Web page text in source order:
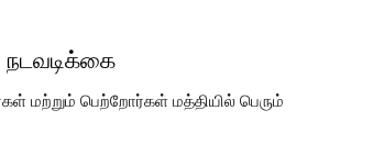
மற்றும் பெற்றோர்கள் மத்தியில் பெரும்